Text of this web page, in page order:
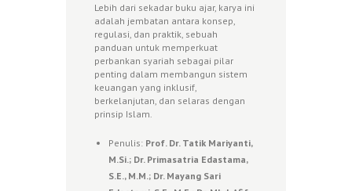
Lebih dari sekadar buku ajar, karya ini
adalah jembatan antara konsep,
regulasi, dan praktik, sebuah
panduan untuk memperkuat
perbankan syariah sebagai pilar
penting dalam membangun sistem
keuangan yang inklusif,
berkelanjutan, dan selaras dengan
prinsip Islam.
Penulis: Prof. Dr. Tatik Mariyanti,
M.Si.; Dr. Primasatria Edastama,
S.E., M.M.; Dr. Mayang Sari